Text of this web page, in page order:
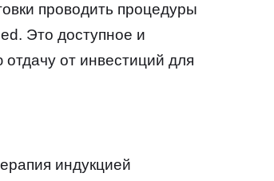
проводить процедуры
Это доступное и
от инвестиций для
индукцией